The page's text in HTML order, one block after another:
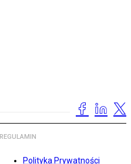
REGULAMIN
Polityka Prywatności